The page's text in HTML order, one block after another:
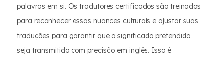
palavras em si. Os tradutores certificados são treinados
para reconhecer essas nuances culturais e ajustar suas
traduções para garantir que o significado pretendido
seja transmitido com precisão em inglês. Isso é